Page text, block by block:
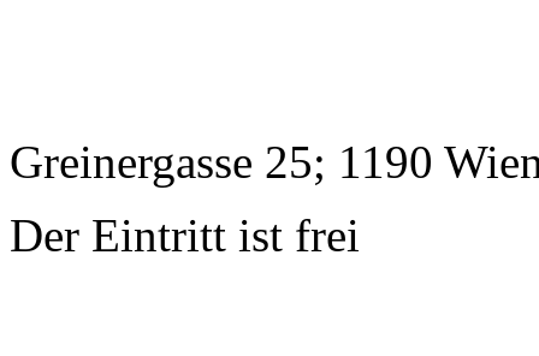
Greinergasse 25; 1190
Der Eintritt ist frei